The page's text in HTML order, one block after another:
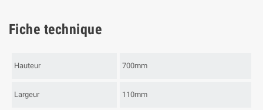
Fiche technique
Hauteur 700mm
Largeur 110mm